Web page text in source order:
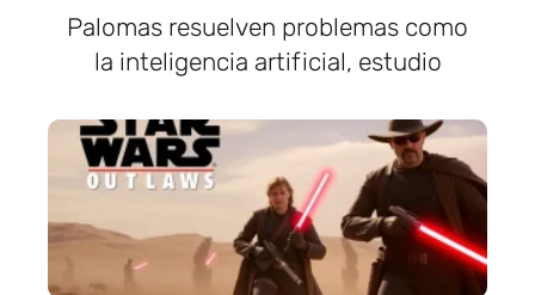
Palomas resuelven problemas como
la inteligencia artificial, estudio